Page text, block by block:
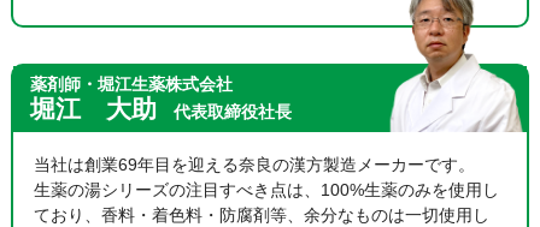
薬剤師・堀江生薬株式会社
堀江 大助 代表取締役社長
当社は創業69年目を迎える奈良の漢方製造メーカーです。
生薬の湯シリーズの注目すべき点は、100%生薬のみを使用し
ており、香料・着色料・防腐剤等、余分なものは一切使用し